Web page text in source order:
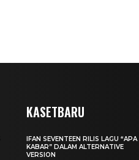
KASETBARU
IFAN SEVENTEEN RILIS LAGU “APA
KABAR” DALAM ALTERNATIVE
VERSION